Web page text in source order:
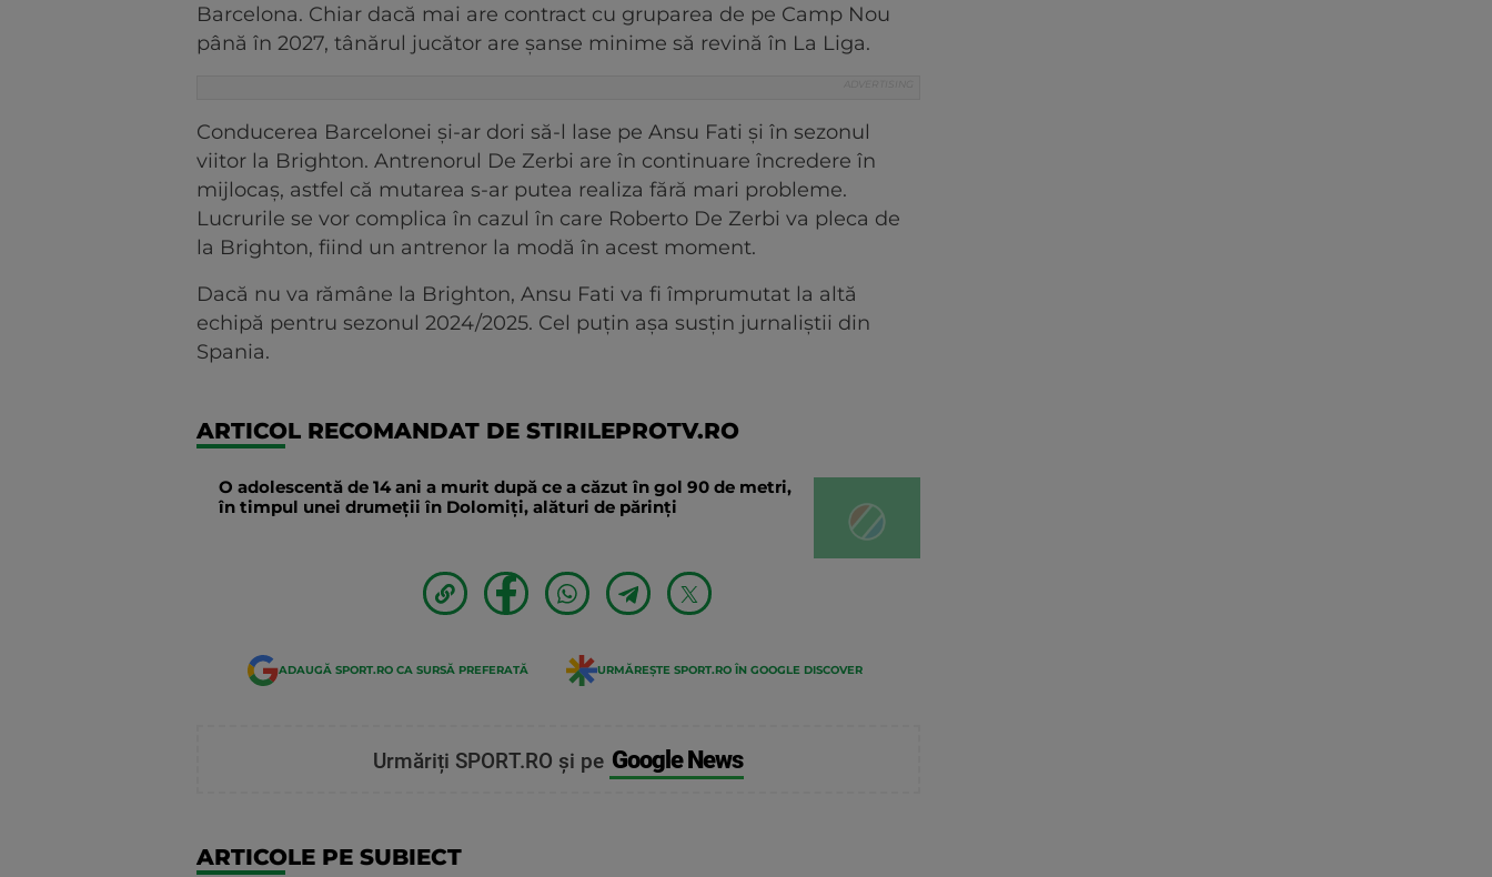
Barcelona. Chiar dacă mai are contract cu gruparea de pe Camp Nou
până în 2027, tânărul jucător are șanse minime să revină în La Liga.
Conducerea Barcelonei și-ar dori să-l lase pe Ansu Fati și în sezonul
viitor la Brighton. Antrenorul De Zerbi are în continuare încredere în
mijlocaș, astfel că mutarea s-ar putea realiza fără mari probleme.
Lucrurile se vor complica în cazul în care Roberto De Zerbi va pleca de
la Brighton, fiind un antrenor la modă în acest moment.
Dacă nu va rămâne la Brighton, Ansu Fati va fi împrumutat la altă
echipă pentru sezonul 2024/2025. Cel puțin așa susțin jurnaliștii din
Spania.
ARTICOL RECOMANDAT DE STIRILEPROTV.RO
O adolescentă de 14 ani a murit după ce a căzut în gol 90 de metri,
în timpul unei drumeții în Dolomiți, alături de părinți
ADAUGĂ SPORT.RO CA SURSĂ PREFERATĂ URMĂREȘTE SPORT.RO ÎN GOOGLE DISCOVER
Urmăriți SPORT.RO și pe Google News
ARTICOLE PE SUBIECT